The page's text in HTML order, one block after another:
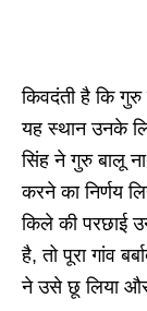
किवदंती है कि गुरु
यह स्थान उनके
सिंह ने गुरु बालू
करने का निर्णय
किले की परछाई
है, तो पूरा गांव
ने उसे छू लिया और